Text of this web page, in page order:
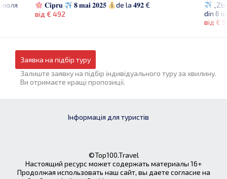
din 6
від €
𝐂𝐢𝐩𝐫𝐮 𝟖 𝐦𝐚𝐢 𝟐𝟎𝟐𝟓
de la 𝟒𝟗𝟐 €
від € 492
Заявка на підбір туру
Залиште заявку на підбір індивідуального туру за хвилину.
Ви отримаєте кращі пропозиції.
Інформація для туристів
©Top100.Travel
Настоящий ресурс может содержать материалы 16+
Продолжая использовать наш сайт, вы даете согласие на